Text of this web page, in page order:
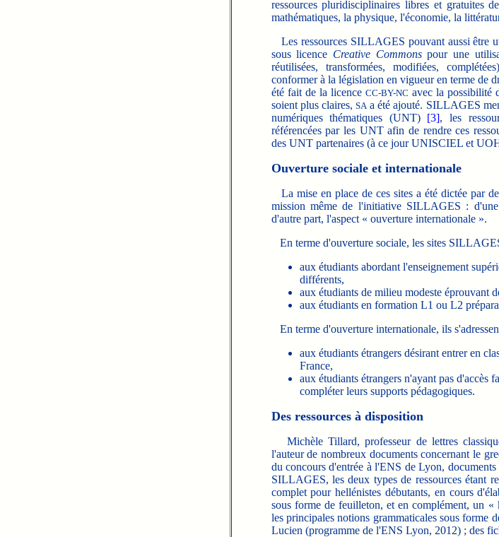
ressources pluridisciplinaires libres et
mathématiques, la physique, l'économie, la
Les ressources SILLAGES pouvant aussi être
sous licence Creative Commonspour une
réutilisées, transformées, modifiées,
conformer à la législation en vigueur en terme de
été fait de la licence CC-BY-NC avec la possibilité
soient plus claires, SA a été ajouté. SILLAGES
numériques thématiques (UNT) [3], les
référencées par les UNT afin de rendre ces
des UNT partenaires (à ce jour UNISCIEL et
Ouverture sociale et internationale
La mise en place de ces sites a été dictée par
mission même de l'initiative SILLAGES :
d'autre part, l'aspect « ouverture internationale ».
En terme d'ouverture sociale, les sites
aux étudiants abordant l'enseignement
différents,
aux étudiants de milieu modeste éprouvant
aux étudiants en formation L1 ou L2
En terme d'ouverture internationale, ils
aux étudiants étrangers désirant entrer en
France,
aux étudiants étrangers n'ayant pas d'accès
compléter leurs supports pédagogiques.
Des ressources à disposition
Michèle Tillard, professeur de lettres
l'auteur de nombreux documents concernant le
du concours d'entrée à l'ENS de Lyon,
SILLAGES, les deux types de ressources étant
complet pour hellénistes débutants, en cours
sous forme de feuilleton, et en complément, un
les principales notions grammaticales sous forme
Lucien (programme de l'ENS Lyon, 2012) ; des